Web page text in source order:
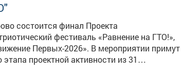
состоится финал Проекта
фестиваль «Равнение на ГТО!»,
2026». В мероприятии примут
проектной активности из 31
Состав команды 6 человек, 3 участника